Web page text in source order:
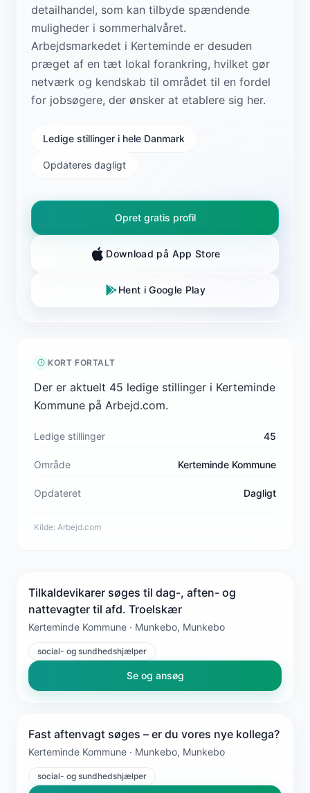
detailhandel, som kan tilbyde spændende
muligheder i sommerhalvåret.
Arbejdsmarkedet i Kerteminde er desuden
præget af en tæt lokal forankring, hvilket gør
netværk og kendskab til området til en fordel
for jobsøgere, der ønsker at etablere sig her.
Ledige stillinger i hele Danmark
Opdateres dagligt
Opret gratis profil
Download på App Store
Hent i Google Play
KORT FORTALT
Der er aktuelt 45 ledige stillinger i Kerteminde
Kommune på Arbejd.com.
Ledige stillinger 45
Område Kerteminde Kommune
Opdateret Dagligt
Kilde: Arbejd.com
Tilkaldevikarer søges til dag-, aften- og
nattevagter til afd. Troelskær
Kerteminde Kommune · Munkebo, Munkebo
social- og sundhedshjælper
Se og ansøg
Fast aftenvagt søges – er du vores nye kollega?
Kerteminde Kommune · Munkebo, Munkebo
social- og sundhedshjælper